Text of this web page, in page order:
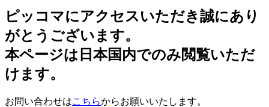
ピッコマにアクセスいただき誠にあり
がとうございます。
本ページは日本国内でのみ閲覧いただ
けます。
お問い合わせはこちらからお願いいたします。